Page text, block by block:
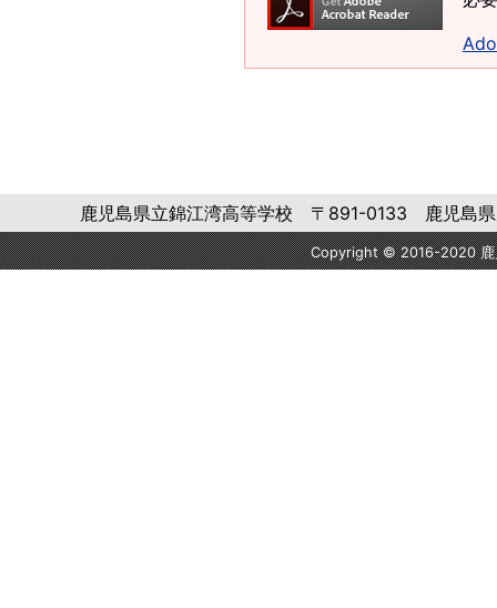
鹿児島県立錦江湾高等学校 〒891-0133 鹿児島
Copyright © 2016-2020 鹿